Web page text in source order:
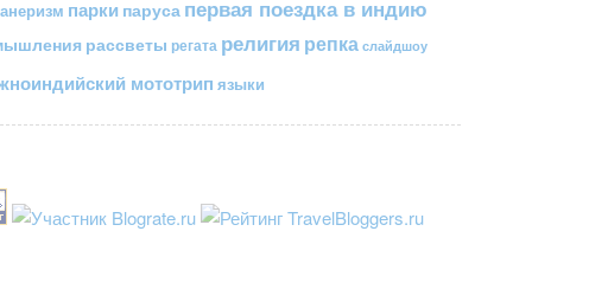
парки паруса первая поездка в индию
рассветы регата религия репка слайдшоу
мототрип языки